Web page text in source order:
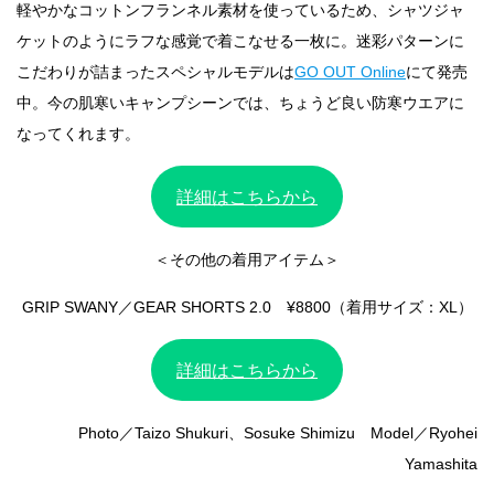
軽やかなコットンフランネル素材を使っているため、シャツジャ
ケットのようにラフな感覚で着こなせる一枚に。迷彩パターンに
こだわりが詰まったスペシャルモデルはGO OUT Onlineにて発売
中。今の肌寒いキャンプシーンでは、ちょうど良い防寒ウエアに
なってくれます。
詳細はこちらから
＜その他の着用アイテム＞
GRIP SWANY／GEAR SHORTS 2.0 ¥8800（着用サイズ：XL）
詳細はこちらから
Photo／Taizo Shukuri、Sosuke Shimizu Model／Ryohei
Yamashita